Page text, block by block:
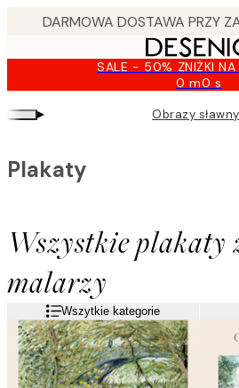
SALE - 50% ZNIŻKI NA
0 m0 s
Ważny
do:
2026-
▸ Obrazy
Wszystkie plakaty
malarzy
Plakaty
Wszytkie kategorie